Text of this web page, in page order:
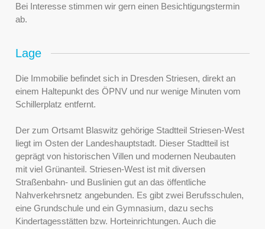
Bei Interesse stimmen wir gern einen Besichtigungstermin
ab.
Lage
Die Immobilie befindet sich in Dresden Striesen, direkt an
einem Haltepunkt des ÖPNV und nur wenige Minuten vom
Schillerplatz entfernt.
Der zum Ortsamt Blaswitz gehörige Stadtteil Striesen-West
liegt im Osten der Landeshauptstadt. Dieser Stadtteil ist
geprägt von historischen Villen und modernen Neubauten
mit viel Grünanteil. Striesen-West ist mit diversen
Straßenbahn- und Buslinien gut an das öffentliche
Nahverkehrsnetz angebunden. Es gibt zwei Berufsschulen,
eine Grundschule und ein Gymnasium, dazu sechs
Kindertagesstätten bzw. Horteinrichtungen. Auch die